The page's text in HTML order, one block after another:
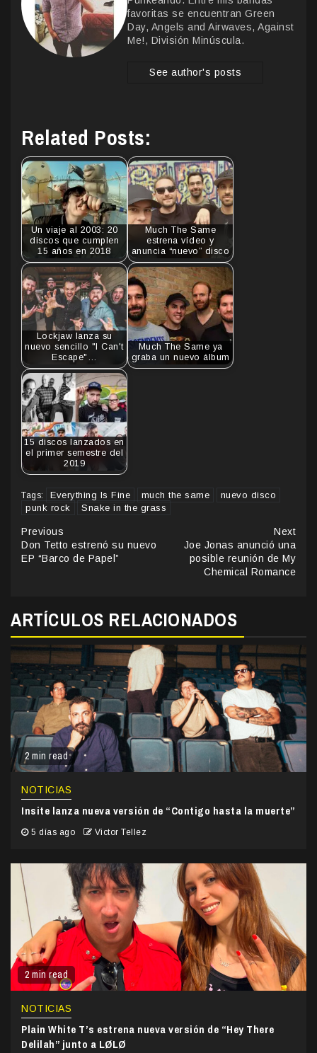
favoritas se encuentran Green
Day, Angels and Airwaves, Against
Me!, División Minúscula.
See author's posts
Related Posts:
Un viaje al 2003: 20
discos que cumplen
15 años en 2018
Much The Same
estrena vídeo y
anuncia “nuevo” disco
Lockjaw lanza su
nuevo sencillo "I Can't
Escape"…
Much The Same ya
graba un nuevo álbum
15 discos lanzados en
el primer semestre del
2019
Tags: Everything Is Fine much the same
nuevo disco
punk rock
Snake in the grass
Continue
Reading
Previous
Don Tetto estrenó su nuevo
EP “Barco de Papel”
Next
Joe Jonas anunció una
posible reunión de My
Chemical Romance
ARTÍCULOS RELACIONADOS
2 min read
NOTICIAS
Insite lanza nueva versión de “Contigo hasta la muerte”
5 días ago Victor Tellez
2 min read
NOTICIAS
Plain White T’s estrena nueva versión de “Hey There
Delilah” junto a LØLØ